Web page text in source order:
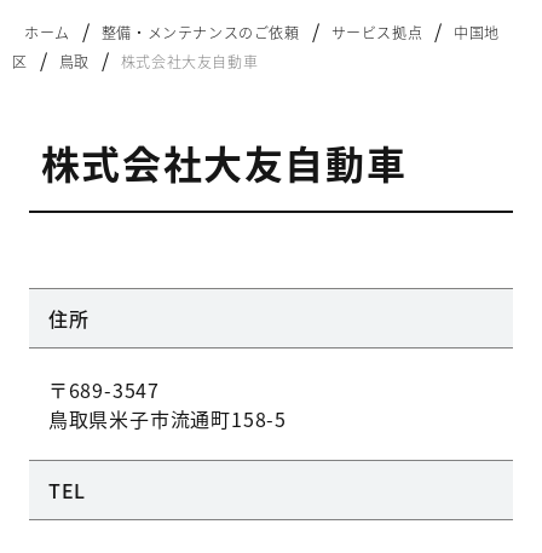
ホーム / 整備・メンテナンスのご依頼 / サービス拠点 /
中国地
区
/ 鳥取 / 株式会社大友自動車
株式会社大友自動車
住所
〒689-3547
鳥取県米子市流通町158-5
TEL